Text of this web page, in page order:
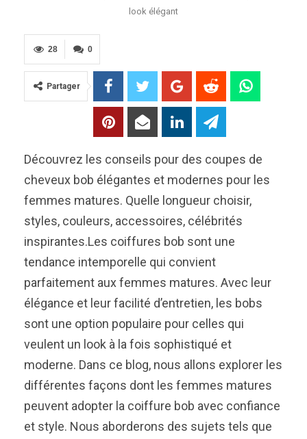
look élégant
0
28
Partager
Découvrez les conseils pour des coupes de
cheveux bob élégantes et modernes pour les
femmes matures. Quelle longueur choisir,
styles, couleurs, accessoires, célébrités
inspirantes.Les coiffures bob sont une
tendance intemporelle qui convient
parfaitement aux femmes matures. Avec leur
élégance et leur facilité d’entretien, les bobs
sont une option populaire pour celles qui
veulent un look à la fois sophistiqué et
moderne. Dans ce blog, nous allons explorer les
différentes façons dont les femmes matures
peuvent adopter la coiffure bob avec confiance
et style. Nous aborderons des sujets tels que